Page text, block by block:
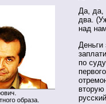
образа.
Да, да,
два.
над
Деньги
по